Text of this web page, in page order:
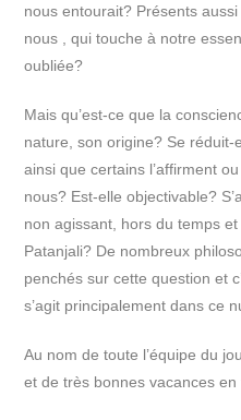
nous entourait? Présents
nous , qui touche à notre
oubliée?
Mais qu’est-ce que la
nature, son origine? Se
ainsi que certains l’affirment
nous? Est-elle objectivable?
non agissant, hors du temps
Patanjali? De nombreux
penchés sur cette question et
s’agit principalement dans ce
Au nom de toute l’équipe du
et de très bonnes vacances en